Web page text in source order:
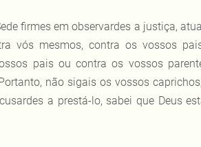
firmes em observardes a justiça,
vós mesmos, contra os vossos
pais ou contra os vossos
não sigais os vossos
a prestá-lo, sabei que Deus